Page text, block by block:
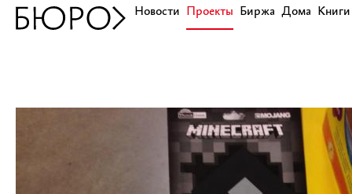
Новости Проекты Биржа Дома Книги